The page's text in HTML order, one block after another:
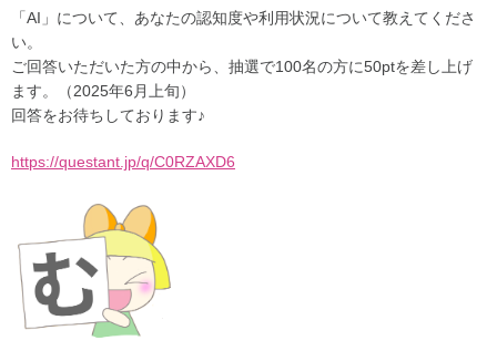
「AI」について、あなたの認知度や利用状況について教えてくださ
い。
ご回答いただいた方の中から、抽選で100名の方に50ptを差し上げ
ます。（2025年6月上旬）
回答をお待ちしております♪
https://questant.jp/q/C0RZAXD6